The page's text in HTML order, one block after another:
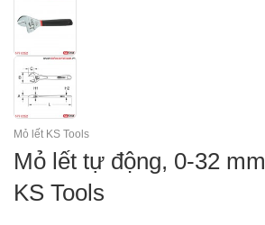
Mỏ lết KS Tools
Mỏ lết tự động, 0-32
KS Tools